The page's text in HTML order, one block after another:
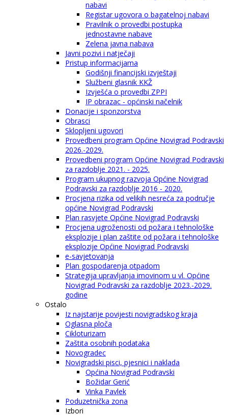
nabavi
Registar ugovora o bagatelnoj nabavi
Pravilnik o provedbi postupka
jednostavne nabave
Zelena javna nabava
Javni pozivi i natječaji
Pristup informacijama
Godišnji financijski izvještaji
Službeni glasnik KKŽ
Izvješća o provedbi ZPPI
IP obrazac - općinski načelnik
Donacije i sponzorstva
Obrasci
Sklopljeni ugovori
Provedbeni program Općine Novigrad Podravski
2026.-2029.
Provedbeni program Općine Novigrad Podravski
za razdoblje 2021. - 2025.
Program ukupnog razvoja Općine Novigrad
Podravski za razdoblje 2016 - 2020.
Procjena rizika od velikih nesreća za područje
općine Novigrad Podravski
Plan rasvjete Općine Novigrad Podravski
Procjena ugroženosti od požara i tehnološke
eksplozije i plan zaštite od požara i tehnološke
eksplozije Općine Novigrad Podravski
e-savjetovanja
Plan gospodarenja otpadom
Strategija upravljanja imovinom u vl. Općine
Novigrad Podravski za razdoblje 2023.-2029.
godine
Ostalo
Iz najstarije povijesti novigradskog kraja
Oglasna ploča
Cikloturizam
Zaštita osobnih podataka
Novogradec
Novigradski pisci, pjesnici i naklada
Općina Novigrad Podravski
Božidar Gerić
Vinka Pavlek
Poduzetnička zona
Izbori